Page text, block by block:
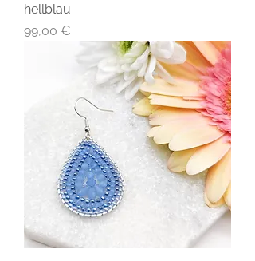
hellblau
Preis
99,00 €